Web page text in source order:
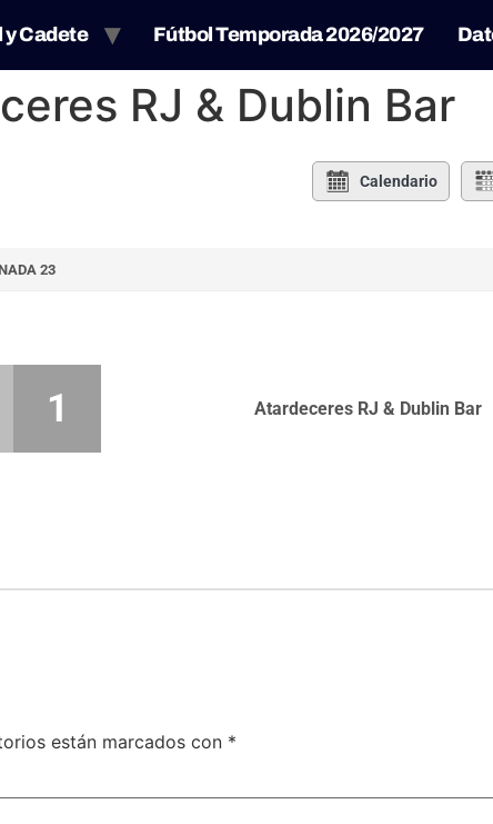
y Cadete Fútbol Temporada 2026/2027
RJ & Dublin Bar
Calendario
23
Atardeceres RJ & Dublin Bar
1
están marcados con *